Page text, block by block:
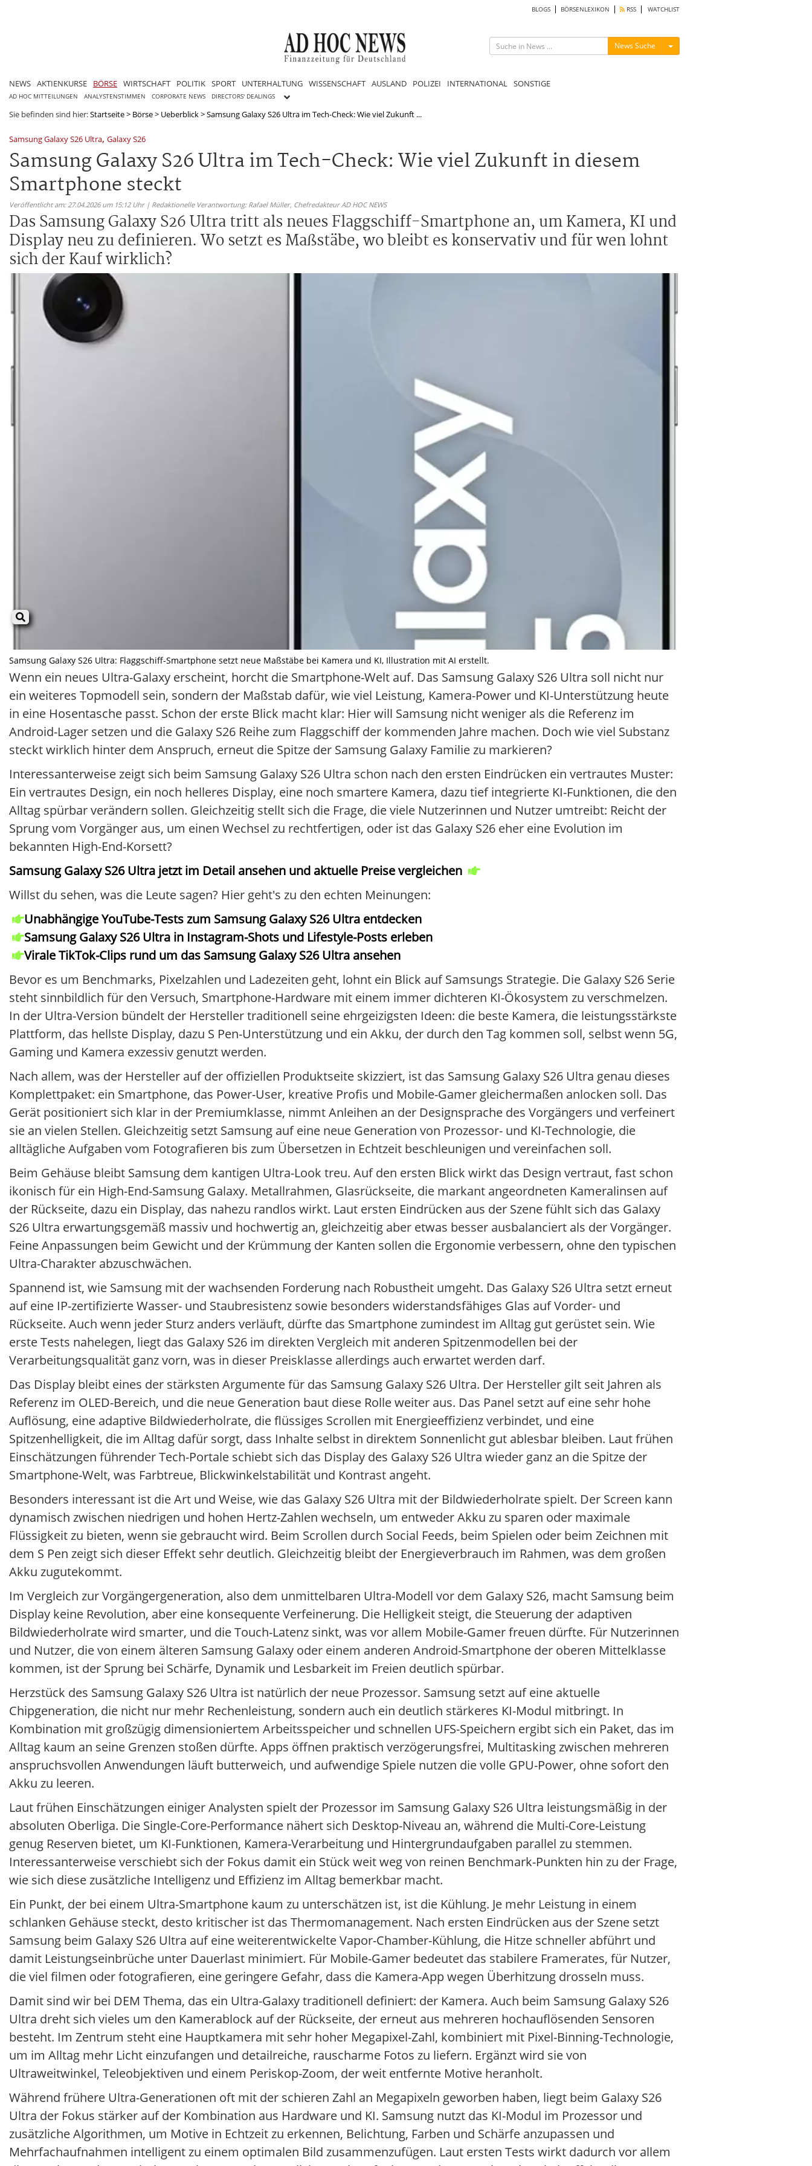
BLOGS BÖRSENLEXIKON RSS WATCHLIST
News Suche Menü ein-/ausblenden
NEWS AKTIENKURSE BÖRSE WIRTSCHAFT POLITIK SPORT UNTERHALTUNG WISSENSCHAFT AUSLAND POLIZEI INTERNATIONAL SONSTIGE
AD HOC MITTEILUNGEN ANALYSTENSTIMMEN CORPORATE NEWS DIRECTORS' DEALINGS
Sie befinden sind hier:Startseite> Börse> Ueberblick>Samsung Galaxy S26 Ultra im Tech-Check: Wie viel Zukunft ...
Samsung Galaxy S26 Ultra, Galaxy S26
Samsung Galaxy S26 Ultra im Tech-Check: Wie viel Zukunft in diesem
Smartphone steckt
Veröffentlicht am: 27.04.2026 um 15:12 Uhr | Redaktionelle Verantwortung: Rafael Müller, Chefredakteur AD HOC NEWS
Das Samsung Galaxy S26 Ultra tritt als neues Flaggschiff-Smartphone an, um Kamera, KI und
Display neu zu definieren. Wo setzt es Maßstäbe, wo bleibt es konservativ und für wen lohnt
sich der Kauf wirklich?
Samsung Galaxy S26 Ultra: Flaggschiff-Smartphone setzt neue Maßstäbe bei Kamera und KI, Illustration mit AI erstellt.
Wenn ein neues Ultra-Galaxy erscheint, horcht die Smartphone-Welt auf. Das Samsung Galaxy S26 Ultra soll nicht nur
ein weiteres Topmodell sein, sondern der Maßstab dafür, wie viel Leistung, Kamera-Power und KI-Unterstützung heute
in eine Hosentasche passt. Schon der erste Blick macht klar: Hier will Samsung nicht weniger als die Referenz im
Android-Lager setzen und die Galaxy S26 Reihe zum Flaggschiff der kommenden Jahre machen. Doch wie viel Substanz
steckt wirklich hinter dem Anspruch, erneut die Spitze der Samsung Galaxy Familie zu markieren?
Interessanterweise zeigt sich beim Samsung Galaxy S26 Ultra schon nach den ersten Eindrücken ein vertrautes Muster:
Ein vertrautes Design, ein noch helleres Display, eine noch smartere Kamera, dazu tief integrierte KI-Funktionen, die den
Alltag spürbar verändern sollen. Gleichzeitig stellt sich die Frage, die viele Nutzerinnen und Nutzer umtreibt: Reicht der
Sprung vom Vorgänger aus, um einen Wechsel zu rechtfertigen, oder ist das Galaxy S26 eher eine Evolution im
bekannten High-End-Korsett?
Samsung Galaxy S26 Ultra jetzt im Detail ansehen und aktuelle Preise vergleichen
Willst du sehen, was die Leute sagen? Hier geht's zu den echten Meinungen:
Unabhängige YouTube-Tests zum Samsung Galaxy S26 Ultra entdecken
Samsung Galaxy S26 Ultra in Instagram-Shots und Lifestyle-Posts erleben
Virale TikTok-Clips rund um das Samsung Galaxy S26 Ultra ansehen
Bevor es um Benchmarks, Pixelzahlen und Ladezeiten geht, lohnt ein Blick auf Samsungs Strategie. Die Galaxy S26 Serie
steht sinnbildlich für den Versuch, Smartphone-Hardware mit einem immer dichteren KI-Ökosystem zu verschmelzen.
In der Ultra-Version bündelt der Hersteller traditionell seine ehrgeizigsten Ideen: die beste Kamera, die leistungsstärkste
Plattform, das hellste Display, dazu S Pen-Unterstützung und ein Akku, der durch den Tag kommen soll, selbst wenn 5G,
Gaming und Kamera exzessiv genutzt werden.
Nach allem, was der Hersteller auf der offiziellen Produktseite skizziert, ist das Samsung Galaxy S26 Ultra genau dieses
Komplettpaket: ein Smartphone, das Power-User, kreative Profis und Mobile-Gamer gleichermaßen anlocken soll. Das
Gerät positioniert sich klar in der Premiumklasse, nimmt Anleihen an der Designsprache des Vorgängers und verfeinert
sie an vielen Stellen. Gleichzeitig setzt Samsung auf eine neue Generation von Prozessor- und KI-Technologie, die
alltägliche Aufgaben vom Fotografieren bis zum Übersetzen in Echtzeit beschleunigen und vereinfachen soll.
Beim Gehäuse bleibt Samsung dem kantigen Ultra-Look treu. Auf den ersten Blick wirkt das Design vertraut, fast schon
ikonisch für ein High-End-Samsung Galaxy. Metallrahmen, Glasrückseite, die markant angeordneten Kameralinsen auf
der Rückseite, dazu ein Display, das nahezu randlos wirkt. Laut ersten Eindrücken aus der Szene fühlt sich das Galaxy
S26 Ultra erwartungsgemäß massiv und hochwertig an, gleichzeitig aber etwas besser ausbalanciert als der Vorgänger.
Feine Anpassungen beim Gewicht und der Krümmung der Kanten sollen die Ergonomie verbessern, ohne den typischen
Ultra-Charakter abzuschwächen.
Spannend ist, wie Samsung mit der wachsenden Forderung nach Robustheit umgeht. Das Galaxy S26 Ultra setzt erneut
auf eine IP-zertifizierte Wasser- und Staubresistenz sowie besonders widerstandsfähiges Glas auf Vorder- und
Rückseite. Auch wenn jeder Sturz anders verläuft, dürfte das Smartphone zumindest im Alltag gut gerüstet sein. Wie
erste Tests nahelegen, liegt das Galaxy S26 im direkten Vergleich mit anderen Spitzenmodellen bei der
Verarbeitungsqualität ganz vorn, was in dieser Preisklasse allerdings auch erwartet werden darf.
Das Display bleibt eines der stärksten Argumente für das Samsung Galaxy S26 Ultra. Der Hersteller gilt seit Jahren als
Referenz im OLED-Bereich, und die neue Generation baut diese Rolle weiter aus. Das Panel setzt auf eine sehr hohe
Auflösung, eine adaptive Bildwiederholrate, die flüssiges Scrollen mit Energieeffizienz verbindet, und eine
Spitzenhelligkeit, die im Alltag dafür sorgt, dass Inhalte selbst in direktem Sonnenlicht gut ablesbar bleiben. Laut frühen
Einschätzungen führender Tech-Portale schiebt sich das Display des Galaxy S26 Ultra wieder ganz an die Spitze der
Smartphone-Welt, was Farbtreue, Blickwinkelstabilität und Kontrast angeht.
Besonders interessant ist die Art und Weise, wie das Galaxy S26 Ultra mit der Bildwiederholrate spielt. Der Screen kann
dynamisch zwischen niedrigen und hohen Hertz-Zahlen wechseln, um entweder Akku zu sparen oder maximale
Flüssigkeit zu bieten, wenn sie gebraucht wird. Beim Scrollen durch Social Feeds, beim Spielen oder beim Zeichnen mit
dem S Pen zeigt sich dieser Effekt sehr deutlich. Gleichzeitig bleibt der Energieverbrauch im Rahmen, was dem großen
Akku zugutekommt.
Im Vergleich zur Vorgängergeneration, also dem unmittelbaren Ultra-Modell vor dem Galaxy S26, macht Samsung beim
Display keine Revolution, aber eine konsequente Verfeinerung. Die Helligkeit steigt, die Steuerung der adaptiven
Bildwiederholrate wird smarter, und die Touch-Latenz sinkt, was vor allem Mobile-Gamer freuen dürfte. Für Nutzerinnen
und Nutzer, die von einem älteren Samsung Galaxy oder einem anderen Android-Smartphone der oberen Mittelklasse
kommen, ist der Sprung bei Schärfe, Dynamik und Lesbarkeit im Freien deutlich spürbar.
Herzstück des Samsung Galaxy S26 Ultra ist natürlich der neue Prozessor. Samsung setzt auf eine aktuelle
Chipgeneration, die nicht nur mehr Rechenleistung, sondern auch ein deutlich stärkeres KI-Modul mitbringt. In
Kombination mit großzügig dimensioniertem Arbeitsspeicher und schnellen UFS-Speichern ergibt sich ein Paket, das im
Alltag kaum an seine Grenzen stoßen dürfte. Apps öffnen praktisch verzögerungsfrei, Multitasking zwischen mehreren
anspruchsvollen Anwendungen läuft butterweich, und aufwendige Spiele nutzen die volle GPU-Power, ohne sofort den
Akku zu leeren.
Laut frühen Einschätzungen einiger Analysten spielt der Prozessor im Samsung Galaxy S26 Ultra leistungsmäßig in der
absoluten Oberliga. Die Single-Core-Performance nähert sich Desktop-Niveau an, während die Multi-Core-Leistung
genug Reserven bietet, um KI-Funktionen, Kamera-Verarbeitung und Hintergrundaufgaben parallel zu stemmen.
Interessanterweise verschiebt sich der Fokus damit ein Stück weit weg von reinen Benchmark-Punkten hin zu der Frage,
wie sich diese zusätzliche Intelligenz und Effizienz im Alltag bemerkbar macht.
Ein Punkt, der bei einem Ultra-Smartphone kaum zu unterschätzen ist, ist die Kühlung. Je mehr Leistung in einem
schlanken Gehäuse steckt, desto kritischer ist das Thermomanagement. Nach ersten Eindrücken aus der Szene setzt
Samsung beim Galaxy S26 Ultra auf eine weiterentwickelte Vapor-Chamber-Kühlung, die Hitze schneller abführt und
damit Leistungseinbrüche unter Dauerlast minimiert. Für Mobile-Gamer bedeutet das stabilere Framerates, für Nutzer,
die viel filmen oder fotografieren, eine geringere Gefahr, dass die Kamera-App wegen Überhitzung drosseln muss.
Damit sind wir bei DEM Thema, das ein Ultra-Galaxy traditionell definiert: der Kamera. Auch beim Samsung Galaxy S26
Ultra dreht sich vieles um den Kamerablock auf der Rückseite, der erneut aus mehreren hochauflösenden Sensoren
besteht. Im Zentrum steht eine Hauptkamera mit sehr hoher Megapixel-Zahl, kombiniert mit Pixel-Binning-Technologie,
um im Alltag mehr Licht einzufangen und detailreiche, rauscharme Fotos zu liefern. Ergänzt wird sie von
Ultraweitwinkel, Teleobjektiven und einem Periskop-Zoom, der weit entfernte Motive heranholt.
Während frühere Ultra-Generationen oft mit der schieren Zahl an Megapixeln geworben haben, liegt beim Galaxy S26
Ultra der Fokus stärker auf der Kombination aus Hardware und KI. Samsung nutzt das KI-Modul im Prozessor und
zusätzliche Algorithmen, um Motive in Echtzeit zu erkennen, Belichtung, Farben und Schärfe anzupassen und
Mehrfachaufnahmen intelligent zu einem optimalen Bild zusammenzufügen. Laut ersten Tests wirkt dadurch vor allem